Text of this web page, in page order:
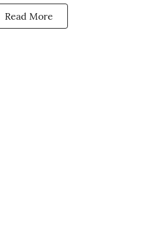
Read More